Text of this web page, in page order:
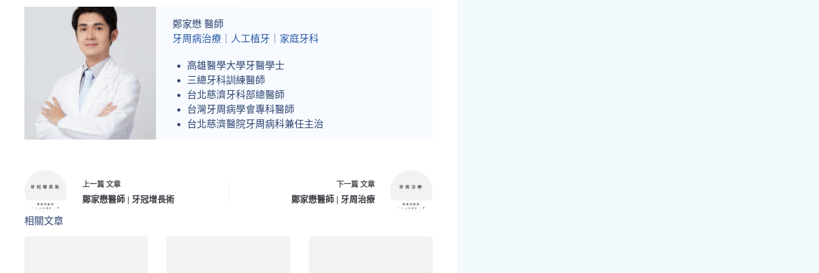
鄭家懋 醫師
牙周病治療｜人工植牙｜家庭牙科
高雄醫學大學牙醫學士
三總牙科訓練醫師
台北慈濟牙科部總醫師
台灣牙周病學會專科醫師
台北慈濟醫院牙周病科兼任主治
上一篇 文章
鄭家懋醫師 | 牙冠增長術
下一篇 文章
鄭家懋醫師 | 牙周治療
相關文章